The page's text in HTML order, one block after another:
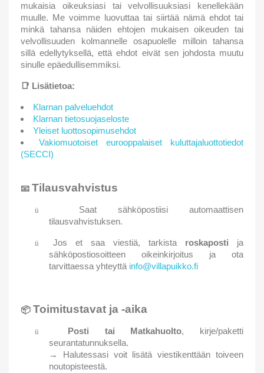
mukaisia oikeuksiasi tai velvollisuuksiasi kenellekään
muulle. Me voimme luovuttaa tai siirtää nämä ehdot tai
minkä tahansa näiden ehtojen mukaisen oikeuden tai
velvollisuuden kolmannelle osapuolelle milloin tahansa
sillä edellytyksellä, että ehdot eivät sen johdosta muutu
sinulle epäedullisemmiksi.
📑 Lisätietoa:
Klarnan palveluehdot
Klarnan tietosuojaseloste
Yleiset luottosopimusehdot
Vakiomuotoiset eurooppalaiset kuluttajaluottotiedot
(SECCI)
📧 Tilausvahvistus
ü
Saat sähköpostiisi automaattisen
tilausvahvistuksen.
ü Jos et saa viestiä, tarkista roskaposti ja
sähköpostiosoitteen oikeinkirjoitus ja ota
tarvittaessa yhteyttä info@villapuikko.fi
📦 Toimitustavat ja -aika
ü Posti tai Matkahuolto, kirje/paketti
seurantatunnuksella.
→ Halutessasi voit lisätä viestikenttään toiveen
noutopisteestä.